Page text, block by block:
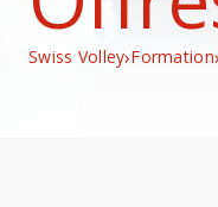
Swiss Volley›Formation›